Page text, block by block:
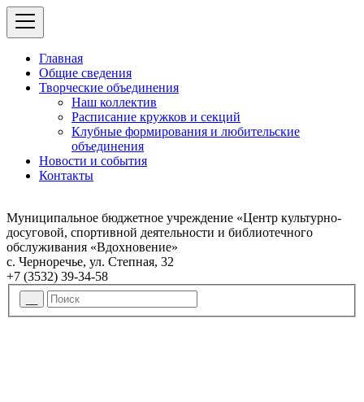
Главная
Общие сведения
Творческие объединения
Наш коллектив
Расписание кружков и секций
Клубные формирования и любительские
объединения
Новости и события
Контакты
Муниципальное бюджетное учреждение «Центр культурно-
досуговой, спортивной деятельности и библиотечного
обслуживания «Вдохновение»
с. Черноречье, ул. Степная, 32
+7 (3532) 39-34-58